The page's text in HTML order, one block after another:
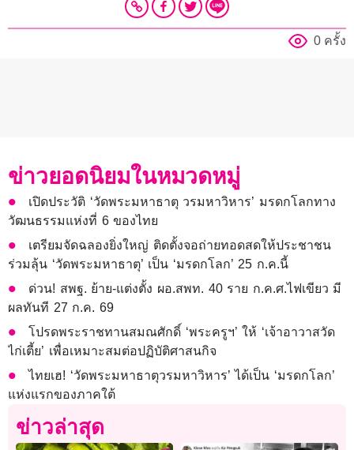
0 ครั้ง
ข่าวยอดนิยมในหมวดหมู่
เปิดประวัติ ‘วัดพระมหาธาตุ วรมหาวิหาร’ มรดกโลกทาง
วัฒนธรรมแห่งที่ 6 ของไทย
เตรียมจัดฉลองยิ่งใหญ่ ติดตั้งจอถ่ายทอดสดให้ประชาชน
ร่วมลุ้น ‘วัดพระมหาธาตุ’ เป็น ‘มรดกโลก’ 25 ก.ค.นี้
ด่วน! สพฐ. ย้าย-แต่งตั้ง ผอ.สพท. 40 ราย ก.ค.ศ.ไฟเขียว มี
ผลทันที 27 ก.ค. 69
โปรดพระราชทานสมณศักดิ์ ‘พระครูฯ’ ให้ ‘เจ้าอาวาสวัด
ไก่เตี้ย’ เพื่อเหมาะสมต่อปฏิบัติศาสนกิจ
ไทยเฮ! ‘วัดพระมหาธาตุวรมหาวิหาร’ ได้เป็น ‘มรดกโลก’
แห่งแรกของภาคใต้
ข่าวล่าสุด